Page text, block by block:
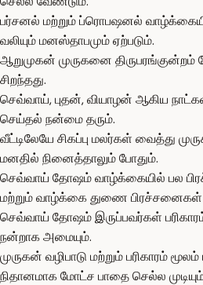
பர்சனல் மற்றும் ப்ரொபஷனல்
வலியும் மனஸ்தாபமும் ஏற்படும்.
ஆறுமுகன் முருகனை திருபரங்குன்றம்
சிறந்தது.
செவ்வாய், புதன், வியாழன் ஆகிய
செய்தல் நன்மை தரும்.
வீட்டிலேயே சிகப்பு மலர்கள் வைத்து
மனதில் நினைத்தாலும் போதும்.
செவ்வாய் தோஷம் வாழ்க்கையில் பல
மற்றும் வாழ்க்கை துணை பிரச்சனைகள்
செவ்வாய் தோஷம் இருப்பவர்கள்
நன்றாக அமையும்.
முருகன் வழிபாடு மற்றும் பரிகாரம்
நிதானமாக மோட்ச பாதை செல்ல